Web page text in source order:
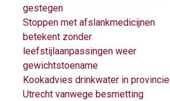
gestegen
Stoppen met afslankmedicijnen
betekent zonder
leefstijlaanpassingen weer
gewichtstoename
Kookadvies drinkwater in provincie
Utrecht vanwege besmetting